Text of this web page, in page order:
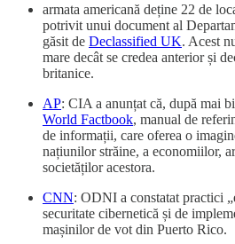
armata americană deține 22 de
potrivit unui document al
găsit de Declassified UK. Acest
mare decât se credea anterior și
britanice.
AP: CIA a anunțat că, după mai
World Factbook, manual de
de informații, care oferea o
națiunilor străine, a economiilor,
societăților acestora.
CNN: ODNI a constatat practici
securitate cibernetică și de
mașinilor de vot din Puerto Rico.